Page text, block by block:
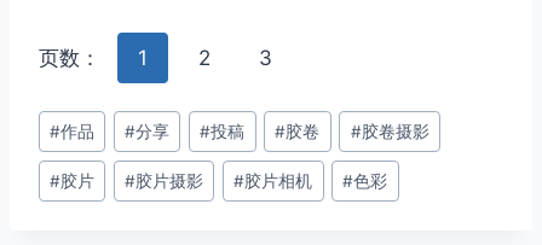
页数： 1 2 3
文
章
标
#作品 #分享 #投稿 #胶卷 #胶卷摄影
#胶片 #胶片摄影 #胶片相机 #色彩